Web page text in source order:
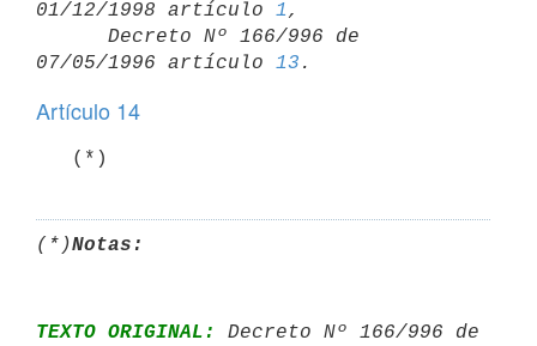
01/12/1998 artículo 1 ,
07/05/1996 artículo 13
Artículo 14
   (*)
(*)Notas:
TEXTO ORIGINAL:
Decreto Nº 166/996 de